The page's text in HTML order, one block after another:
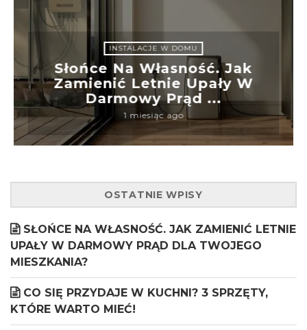
INSTALACJE W DOMU
Słońce Na Własność. Jak
Zamienić Letnie Upały W
Darmowy Prąd ...
1 miesiąc ago
OSTATNIE WPISY
SŁOŃCE NA WŁASNOŚĆ. JAK ZAMIENIĆ LETNIE
UPAŁY W DARMOWY PRĄD DLA TWOJEGO
MIESZKANIA?
CO SIĘ PRZYDAJE W KUCHNI? 3 SPRZĘTY,
KTÓRE WARTO MIEĆ!